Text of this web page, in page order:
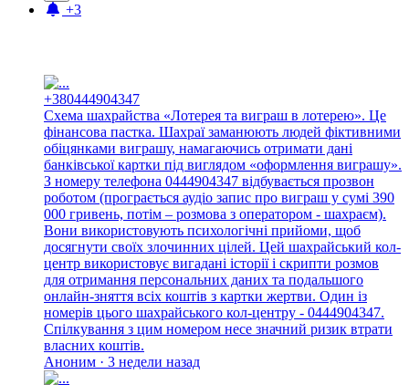
+3
+380444904347
Схема шахрайства «Лотерея та виграш в лотерею». Це
фінансова пастка. Шахраї заманюють людей фіктивними
обіцянками виграшу, намагаючись отримати дані
банківської картки під виглядом «оформлення виграшу».
З номеру телефона 0444904347 відбувається прозвон
роботом (програється аудіо запис про виграш у сумі 390
000 гривень, потім – розмова з оператором - шахраєм).
Вони використовують психологічні прийоми, щоб
досягнути своїх злочинних цілей. Цей шахрайський кол-
центр використовує вигадані історії і скрипти розмов
для отримання персональних даних та подальшого
онлайн-зняття всіх коштів з картки жертви. Один із
номерів цього шахрайського кол-центру - 0444904347.
Спілкування з цим номером несе значний ризик втрати
власних коштів.
Аноним · 3 недели назад